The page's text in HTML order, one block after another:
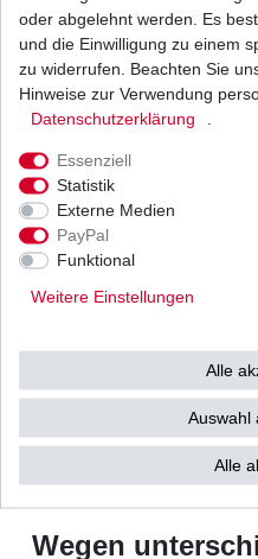
können, da bei Lieferung
Technisch veränderte
speziell bei
--------- 3
2
5 Kabel - mit
drei einzelne
Wegen
oder abgelehnt werden. Es
und die Einwilligung zu einem
zu widerrufen. Beachten Sie
Hinweise zur Verwendung
Daten­schutz­erklärung
Essenziell
Statistik
Externe Medien
PayPal
Funktional
Weitere Einstellungen
Alle
Auswahl
Alle